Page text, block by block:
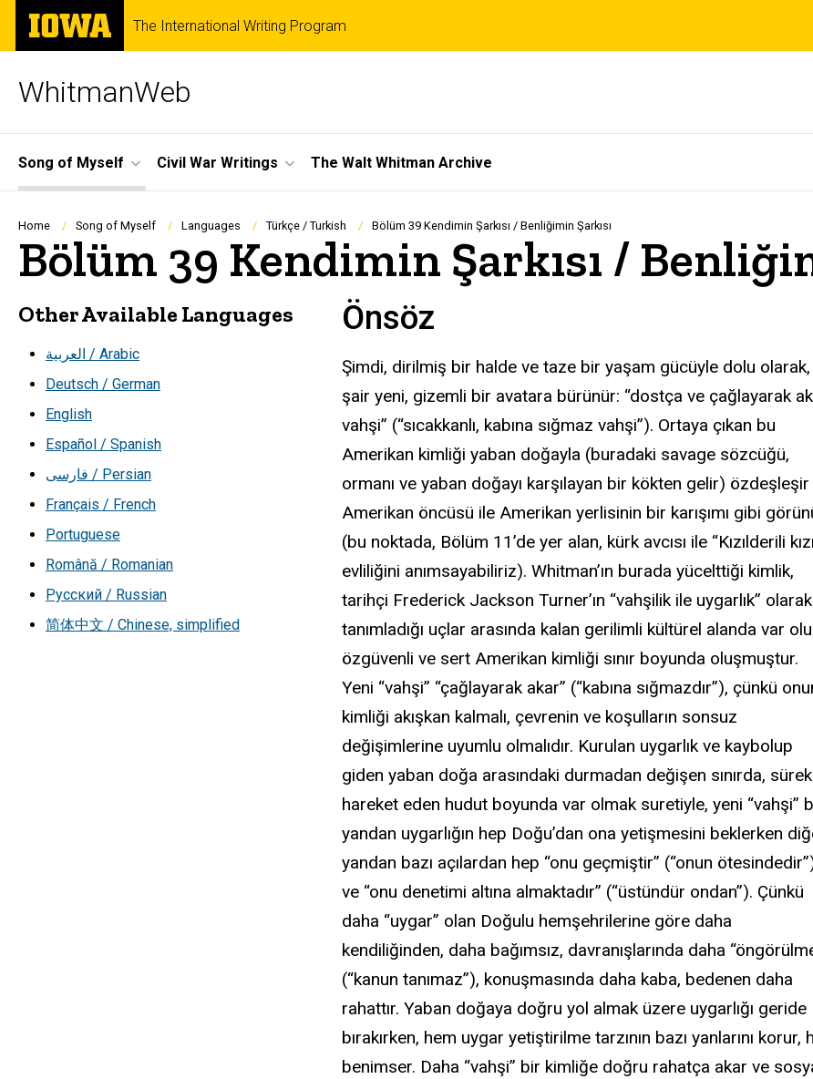
Skip
main
The
University
of
The International Writing Program
WhitmanWeb
Site
Main
Navigation
Song of Myself Civil War Writings The Walt Whitman Archive
Breadcrumb
Home Song of Myself Languages Türkçe / Turkish Bölüm 39 Kendimin Şarkısı / Benliğimin Şarkısı
Bölüm 39 Kendimin Şarkısı /
Other Available Languages
العربية / Arabic
Deutsch / German
English
Español / Spanish
فارسی / Persian
Français / French
Portuguese
Română / Romanian
Русский / Russian
简体中文 / Chinese, simplified
Önsöz
Şimdi, dirilmiş bir halde ve taze bir yaşam gücüyle dolu olarak,
şair yeni, gizemli bir avatara bürünür: “dostça ve çağlayarak
vahşi” (“sıcakkanlı, kabına sığmaz vahşi”). Ortaya çıkan bu
Amerikan kimliği yaban doğayla (buradaki savage sözcüğü,
ormanı ve yaban doğayı karşılayan bir kökten gelir)
Amerikan öncüsü ile Amerikan yerlisinin bir karışımı gibi
(bu noktada, Bölüm 11’de yer alan, kürk avcısı ile “Kızılderili
evliliğini anımsayabiliriz). Whitman’ın burada yücelttiği kimlik,
tarihçi Frederick Jackson Turner’ın “vahşilik ile uygarlık” olarak
tanımladığı uçlar arasında kalan gerilimli kültürel alanda var
özgüvenli ve sert Amerikan kimliği sınır boyunda oluşmuştur.
Yeni “vahşi” “çağlayarak akar” (“kabına sığmazdır”), çünkü
kimliği akışkan kalmalı, çevrenin ve koşulların sonsuz
değişimlerine uyumlu olmalıdır. Kurulan uygarlık ve kaybolup
giden yaban doğa arasındaki durmadan değişen sınırda,
hareket eden hudut boyunda var olmak suretiyle, yeni “vahşi”
yandan uygarlığın hep Doğu’dan ona yetişmesini beklerken
yandan bazı açılardan hep “onu geçmiştir” (“onun
ve “onu denetimi altına almaktadır” (“üstündür ondan”). Çünkü
daha “uygar” olan Doğulu hemşehrilerine göre daha
kendiliğinden, daha bağımsız, davranışlarında daha
(“kanun tanımaz”), konuşmasında daha kaba, bedenen daha
rahattır. Yaban doğaya doğru yol almak üzere uygarlığı geride
bırakırken, hem uygar yetiştirilme tarzının bazı yanlarını
benimser. Daha “vahşi” bir kimliğe doğru rahatça akar ve